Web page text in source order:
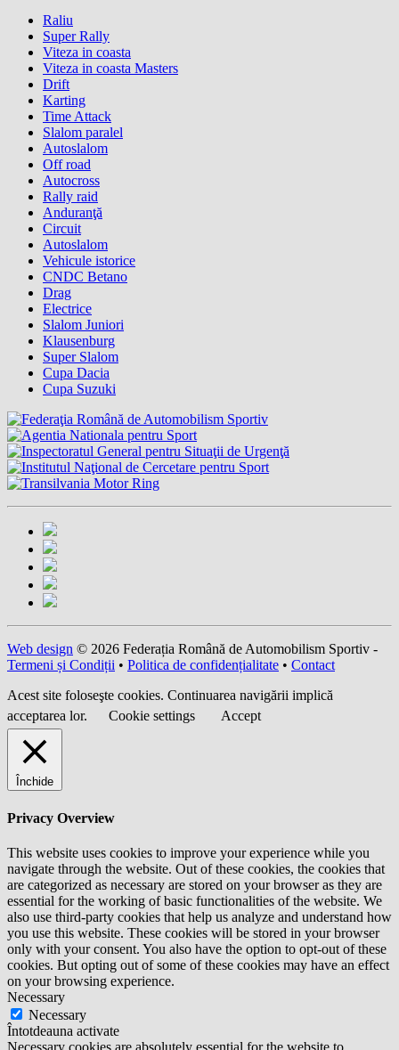
Raliu
Super Rally
Viteza in coasta
Viteza in coasta Masters
Drift
Karting
Time Attack
Slalom paralel
Autoslalom
Off road
Autocross
Rally raid
Anduranţă
Circuit
Autoslalom
Vehicule istorice
CNDC Betano
Drag
Electrice
Slalom Juniori
Klausenburg
Super Slalom
Cupa Dacia
Cupa Suzuki
Web design © 2026 Federația Română de Automobilism Sportiv -
Termeni și Condiții • Politica de confidențialitate • Contact
Acest site foloseşte cookies. Continuarea navigării implică
acceptarea lor.
Cookie settings Accept
Închide
Privacy Overview
This website uses cookies to improve your experience while you
navigate through the website. Out of these cookies, the cookies that
are categorized as necessary are stored on your browser as they are
essential for the working of basic functionalities of the website. We
also use third-party cookies that help us analyze and understand how
you use this website. These cookies will be stored in your browser
only with your consent. You also have the option to opt-out of these
cookies. But opting out of some of these cookies may have an effect
on your browsing experience.
Necessary
Necessary
Întotdeauna activate
Necessary cookies are absolutely essential for the website to